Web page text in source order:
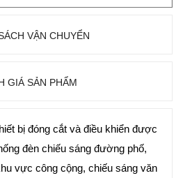
VẬN CHUYỂN
GIÁ SẢN PHẨM
bị đóng cắt và điều khiển được
đèn chiếu sáng đường phố,
vực công cộng, chiếu sáng văn